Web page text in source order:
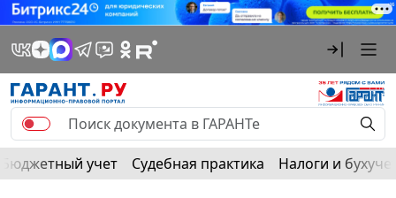
Бюджетный учет Судебная практика Налоги и